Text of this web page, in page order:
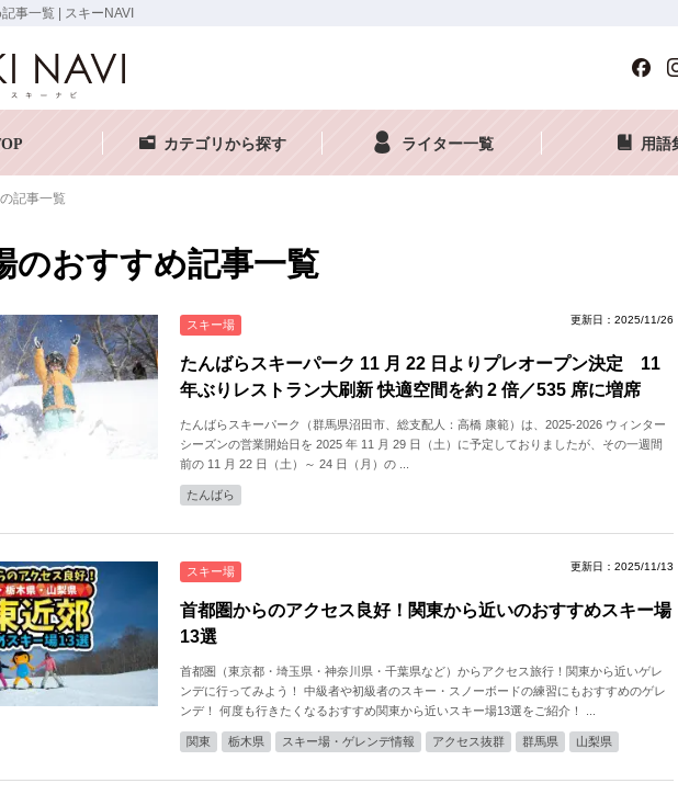
事一覧 | スキーNAVI
カテゴリから探す ライター一覧 用語
記事一覧
のおすすめ記事一覧
スキー場 更新日：2025/11/26
たんばらスキーパーク 11 月 22 日よりプレオープン決定 11
年ぶりレストラン大刷新 快適空間を約 2 倍／535 席に増席
たんばらスキーパーク（群馬県沼田市、総支配人：高橋 康範）は、2025-2026 ウィンター
シーズンの営業開始日を 2025 年 11 月 29 日（土）に予定しておりましたが、その一週間
前の 11 月 22 日（土）～ 24 日（月）の ...
たんばら
スキー場 更新日：2025/11/13
首都圏からのアクセス良好！関東から近いのおすすめスキー場
13選
首都圏（東京都・埼玉県・神奈川県・千葉県など）からアクセス旅行！関東から近いゲレ
ンデに行ってみよう！ 中級者や初級者のスキー・スノーボードの練習にもおすすめのゲレ
ンデ！ 何度も行きたくなるおすすめ関東から近いスキー場13選をご紹介！ ...
関東 栃木県 スキー場・ゲレンデ情報 アクセス抜群 群馬県 山梨県